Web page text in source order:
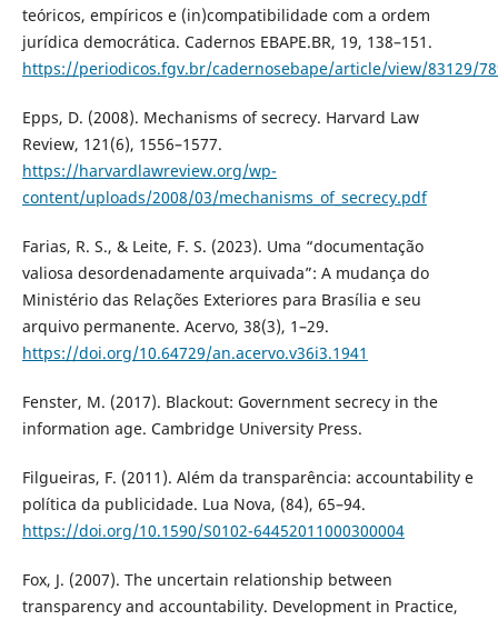
teóricos, empíricos e (in)compatibilidade com a ordem
jurídica democrática. Cadernos EBAPE.BR, 19, 138–151.
https://periodicos.fgv.br/cadernosebape/article/view/83129/
Epps, D. (2008). Mechanisms of secrecy. Harvard Law
Review, 121(6), 1556–1577.
https://harvardlawreview.org/wp-
content/uploads/2008/03/mechanisms_of_secrecy.pdf
Farias, R. S., & Leite, F. S. (2023). Uma “documentação
valiosa desordenadamente arquivada”: A mudança do
Ministério das Relações Exteriores para Brasília e seu
arquivo permanente. Acervo, 38(3), 1–29.
https://doi.org/10.64729/an.acervo.v36i3.1941
Fenster, M. (2017). Blackout: Government secrecy in the
information age. Cambridge University Press.
Filgueiras, F. (2011). Além da transparência: accountability e
política da publicidade. Lua Nova, (84), 65–94.
https://doi.org/10.1590/S0102-64452011000300004
Fox, J. (2007). The uncertain relationship between
transparency and accountability. Development in Practice,